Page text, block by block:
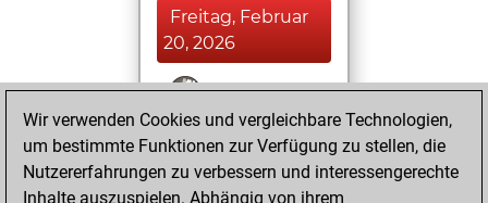
Freitag, Februar
20, 2026
You won
against Fritz
Fritz
You achieved a
BeautyScore of 16
Wir verwenden Cookies und vergleichbare Technologien,
um bestimmte Funktionen zur Verfügung zu stellen, die
Nutzererfahrungen zu verbessern und interessengerechte
Inhalte auszuspielen. Abhängig von ihrem